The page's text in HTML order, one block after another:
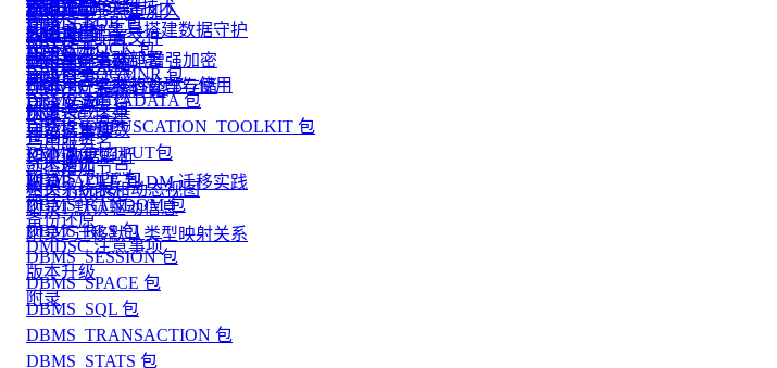
外部链接
闪回
JSON
高级日志
自定义运算符
自定义集函数
XML数据解析
附录
资源限制
客体重用
登录用户名密码增强加密
登录用户名密码外部存储
附录
DMDSC 节点重加入
DMDSC 配置文件
DMASM 介绍
DMASM 镜像介绍
DMDSC 搭建
巧用服务名
动态增加节点
监控 DMDSC
备份还原
DMDSC 注意事项
版本升级
附录
数据守护搭建
利用 DEM 工具搭建数据守护
版本升级
附录
DBMS_LOB 包
DBMS_LOCK 包
DBMS_LOGMNR 包
DBMS_METADATA 包
DBMS_OBFUSCATION_TOOLKIT 包
DBMS_OUTPUT包
DBMS_PIPE 包
DBMS_RANDOM 包
DBMS_RLS 包
DBMS_SESSION 包
DBMS_SPACE 包
DBMS_SQL 包
DBMS_TRANSACTION 包
DBMS_STATS 包
警报
监控作业
一个典型示例
DMDPC的关键技术
DMDPC配置
DMDPC 集群部署
DMDPC 集群的管理与使用
快速装载工具
查询分析
SQL调优
相关系统表和动态视图
DTS 迁移
DTS 对比
DTS 评估
DTS 转换
元数据管理
作业调度
从 ORACLE 到 DM 迁移实践
附录1 默认驱动信息
附录2 迁移默认类型映射关系